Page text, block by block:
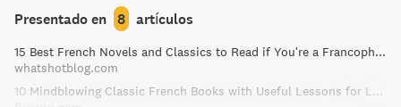
serie de circunstancias conduce a cometer un crimen
aparentemente inmotivado; su muerte en el patíbulo no
tendrá más sentido que su vida, corroída por la
cotidianidad y gobernada por fuerzas anónimas que, al
despojar a los hombres de la condición de sujetos
Presentado en 8 artículos
15 Best French Novels and Classics to Read if You're a Francophile
whatshotblog.com
10 Mindblowing Classic French Books with Useful Lessons for Learners | FluentU French